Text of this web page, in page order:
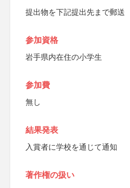
提出物を下記提出先まで郵送
参加資格
岩手県内在住の小学生
参加費
無し
結果発表
入賞者に学校を通じて通知
著作権の扱い